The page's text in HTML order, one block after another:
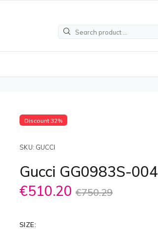
Discount 32%
SKU: GUCCI
Gucci GG0983S-004
€510.20 €750.29
SIZE: